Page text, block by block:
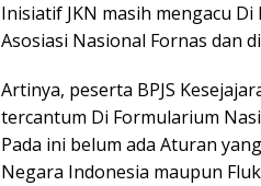
Inisiatif JKN masih mengacu
Asosiasi Nasional Fornas dan
Artinya, peserta BPJS
tercantum Di Formularium
Pada ini belum ada Aturan
Negara Indonesia maupun